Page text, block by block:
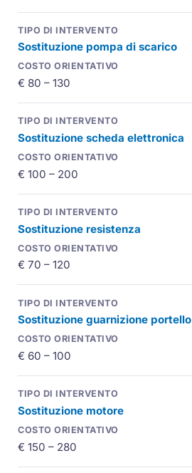
Sostituzione pompa di scarico
€ 80 – 130
Sostituzione scheda elettronica
€ 100 – 200
Sostituzione resistenza
€ 70 – 120
Sostituzione guarnizione portello
€ 60 – 100
Sostituzione motore
€ 150 – 280